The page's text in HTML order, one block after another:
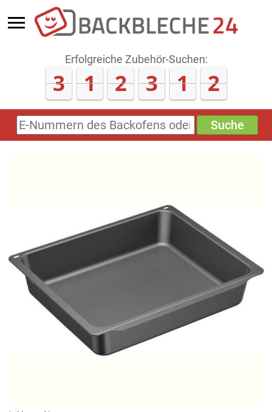
Erfolgreiche Zubehör-Suchen:
3 1 2 3 1 8
E-
Nummern
Suche